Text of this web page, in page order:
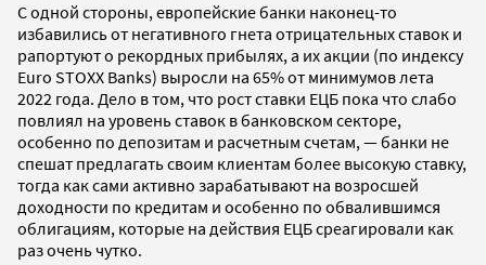
С одной стороны, европейские банки наконец-то
избавились от негативного гнета отрицательных ставок и
рапортуют о рекордных прибылях, а их акции (по индексу
Euro STOXX Banks) выросли на 65% от минимумов лета
2022 года. Дело в том, что рост ставки ЕЦБ пока что слабо
повлиял на уровень ставок в банковском секторе,
особенно по депозитам и расчетным счетам, — банки не
спешат предлагать своим клиентам более высокую ставку,
тогда как сами активно зарабатывают на возросшей
доходности по кредитам и особенно по обвалившимся
облигациям, которые на действия ЕЦБ среагировали как
раз очень чутко.